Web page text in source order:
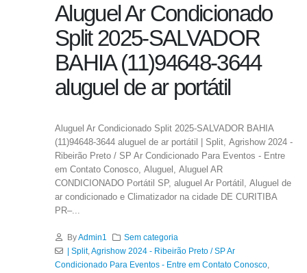
Aluguel Ar Condicionado
Split 2025-SALVADOR
BAHIA (11)94648-3644
aluguel de ar portátil
Aluguel Ar Condicionado Split 2025-SALVADOR BAHIA
(11)94648-3644 aluguel de ar portátil | Split, Agrishow 2024 -
Ribeirão Preto / SP Ar Condicionado Para Eventos - Entre
em Contato Conosco, Aluguel, Aluguel AR
CONDICIONADO Portátil SP, aluguel Ar Portátil, Aluguel de
ar condicionado e Climatizador na cidade DE CURITIBA
PR–...
ByAdmin1
Sem categoria
| Split, Agrishow 2024 - Ribeirão Preto / SP Ar
Condicionado Para Eventos - Entre em Contato Conosco